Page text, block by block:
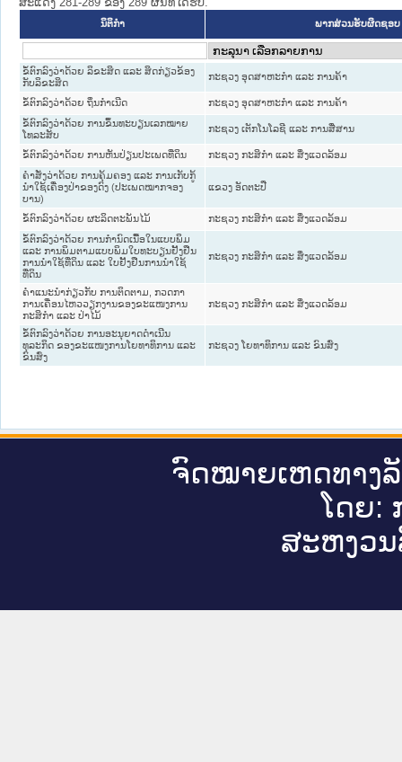
ນິຕິກໍາ ພາກສ່ວນຮັບຜິດຊອບ
ຂໍ້ຕົກລົງວ່າດ້ວຍ ລິຂະສິດ ແລະ ສິດກ່ຽວຂ້ອງ
ກັບລິຂະສິດ
ກະຊວງ ອຸດສາຫະກຳ ແລະ ການຄ້າ
ຂໍ້ຕົກລົງວ່າດ້ວຍ ຖິ່ນກໍາເນີດ
ກະຊວງ ອຸດສາຫະກຳ ແລະ ການຄ້າ
ຂໍ້ຕົກລົງວ່າດ້ວຍ ການຂຶ້ນທະບຽນເລກໝາຍ
ໂທລະສັບ
ກະຊວງ ເຕັກໂນໂລຊີ ແລະ ການສື່ສານ
ຂໍ້ຕົກລົງວ່າດ້ວຍ ການຫັນປ່ຽນປະເພດທີ່ດິນ
ກະຊວງ ກະສິກຳ ແລະ ສິ່ງແວດລ້ອມ
ຄຳສັ່ງວ່າດ້ວຍ ການຄຸ້ມຄອງ ແລະ ການເກັບກູ້
ນຳໃຊ້ເຄື່ອງປ່າຂອງດົງ (ປະເພດໝາກຈອງ
ບານ)
ແຂວງ ອັດຕະປື
ຂໍ້ຕົກລົງວ່າດ້ວຍ ຜະລິດຕະພັນໄມ້
ກະຊວງ ກະສິກຳ ແລະ ສິ່ງແວດລ້ອມ
ຂໍ້ຕົກລົງວ່າດ້ວຍ ການກຳນົດເນື້ອໃນແບບພິມ
ແລະ ການພິມຕາມແບບພິມໃບທະບຽນຢັ້ງຢືນ
ການນຳໃຊ້ທີ່ດິນ ແລະ ໃບຢັ້ງຢືນການນຳໃຊ້
ທີ່ດິນ
ກະຊວງ ກະສິກຳ ແລະ ສິ່ງແວດລ້ອມ
ຄຳແນະນຳກ່ຽວກັບ ການຕິດຕາມ, ກວດກາ
ການເຄື່ອນໄຫວວຽກງານຂອງຂະແໜງການ
ກະສິກຳ ແລະ ປ່າໄມ້
ກະຊວງ ກະສິກຳ ແລະ ສິ່ງແວດລ້ອມ
ຂໍ້ຕົກລົງວ່າດ້ວຍ ການອະນຸຍາດດຳເນີນ
ທຸລະກິດ ຂອງຂະແໜງການໂຍທາທິການ ແລະ
ຂົນສົ່ງ
ກະຊວງ ໂຍທາທິການ ແລະ ຂົນສົ່ງ
ຈົດ​ໝາຍ​ເຫດ​ທາງ​
ໂດຍ:
ສະ​ຫງວນ​